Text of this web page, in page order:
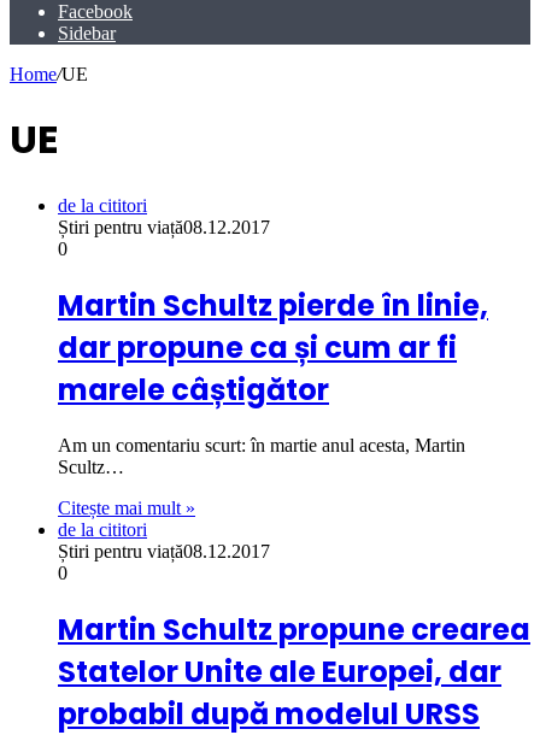
Facebook
Sidebar
Home/UE
UE
de la cititori
Știri pentru viață08.12.2017
0
Martin Schultz pierde în linie,
dar propune ca și cum ar fi
marele câștigător
Am un comentariu scurt: în martie anul acesta, Martin
Scultz…
Citește mai mult »
de la cititori
Știri pentru viață08.12.2017
0
Martin Schultz propune crearea
Statelor Unite ale Europei, dar
probabil după modelul URSS